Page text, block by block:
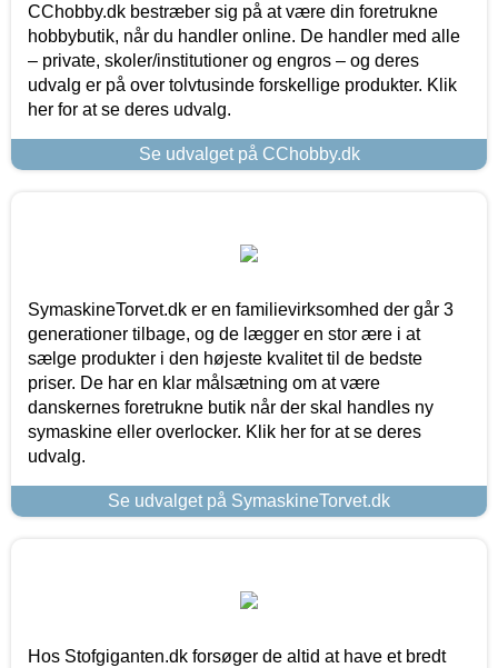
CChobby.dk bestræber sig på at være din foretrukne
hobbybutik, når du handler online. De handler med alle
– private, skoler/institutioner og engros – og deres
udvalg er på over tolvtusinde forskellige produkter. Klik
her for at se deres udvalg.
Se udvalget på CChobby.dk
SymaskineTorvet.dk er en familievirksomhed der går 3
generationer tilbage, og de lægger en stor ære i at
sælge produkter i den højeste kvalitet til de bedste
priser. De har en klar målsætning om at være
danskernes foretrukne butik når der skal handles ny
symaskine eller overlocker. Klik her for at se deres
udvalg.
Se udvalget på SymaskineTorvet.dk
Hos Stofgiganten.dk forsøger de altid at have et bredt